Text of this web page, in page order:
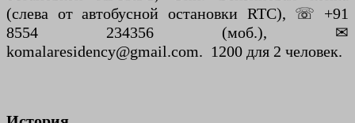
(слева от автобусной остановки RTC), ☏ +91
8554 234356 (моб.), ✉
komalaresidency@gmail.com. 1200 для 2 человек.